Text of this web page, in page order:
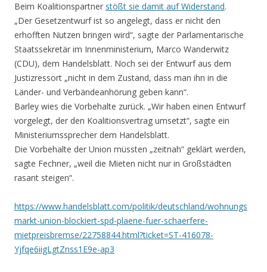
Beim Koalitionspartner stößt sie damit auf Widerstand.
„Der Gesetzentwurf ist so angelegt, dass er nicht den
erhofften Nutzen bringen wird“, sagte der Parlamentarische
Staatssekretär im Innenministerium, Marco Wanderwitz
(CDU), dem Handelsblatt. Noch sei der Entwurf aus dem
Justizressort „nicht in dem Zustand, dass man ihn in die
Länder- und Verbändeanhörung geben kann“.
Barley wies die Vorbehalte zurück. „Wir haben einen Entwurf
vorgelegt, der den Koalitionsvertrag umsetzt“, sagte ein
Ministeriumssprecher dem Handelsblatt.
Die Vorbehalte der Union müssten „zeitnah“ geklärt werden,
sagte Fechner, „weil die Mieten nicht nur in Großstädten
rasant steigen“.
https://www.handelsblatt.com/politik/deutschland/wohnungs
markt-union-blockiert-spd-plaene-fuer-schaerfere-
mietpreisbremse/22758844.html?ticket=ST-416078-
Yjfqe6iigLgtZnss1E9e-ap3